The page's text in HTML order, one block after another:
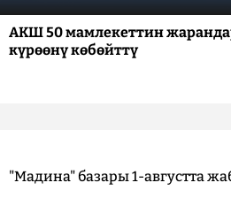
АКШ 50 мамлекеттин
күрөөнү көбөйттү
"Мадина" базары 1-августта